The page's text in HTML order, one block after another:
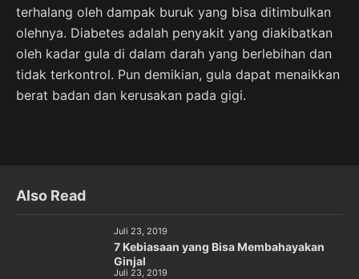
terhalang oleh dampak buruk yang bisa ditimbulkan
olehnya. Diabetes adalah penyakit yang diakibatkan
oleh kadar gula di dalam darah yang berlebihan dan
tidak terkontrol. Pun demikian, gula dapat menaikkan
berat badan dan kerusakan pada gigi.
Also Read
Juli 23, 2019
7 Kebiasaan yang Bisa Membahayakan
Ginjal
Juli 23, 2019